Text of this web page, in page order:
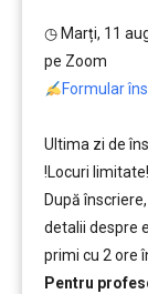
◷ Marți, 11
pe Zoom
Formular
Ultima zi de
!Locuri limitate!
După
detalii despre
primi cu 2 ore
Pentru